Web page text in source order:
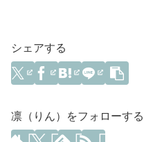
シェアする
凛（りん）をフォローする